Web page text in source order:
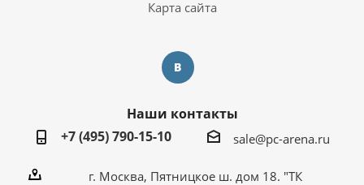
Карта сайта
Наши контакты
+7 (495) 790-15-10
sale@pc-arena.ru
г. Москва, Пятницкое ш. дом 18. "ТК